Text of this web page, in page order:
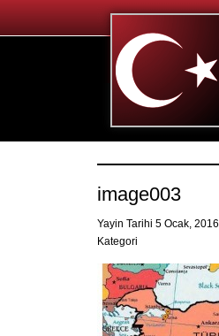
image003
Yayin Tarihi 5 Ocak, 2016
Kategori